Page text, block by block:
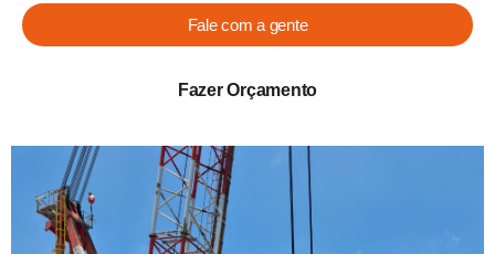
Fale com a gente
Fazer Orçamento